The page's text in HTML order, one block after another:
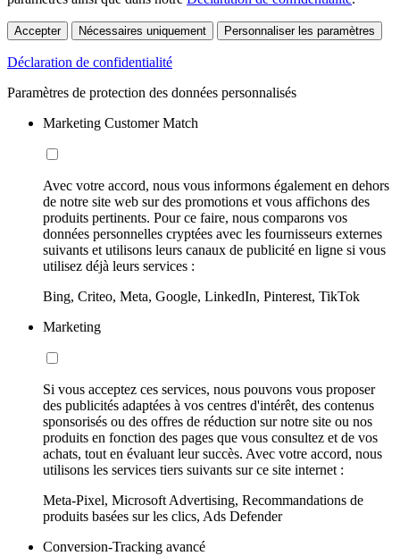
Accepter Nécessaires uniquement Personnaliser les paramètres
Déclaration de confidentialité
Paramètres de protection des données personnalisés
Marketing Customer Match
Avec votre accord, nous vous informons également en dehors
de notre site web sur des promotions et vous affichons des
produits pertinents. Pour ce faire, nous comparons vos
données personnelles cryptées avec les fournisseurs externes
suivants et utilisons leurs canaux de publicité en ligne si vous
utilisez déjà leurs services :
Bing, Criteo, Meta, Google, LinkedIn, Pinterest, TikTok
Marketing
Si vous acceptez ces services, nous pouvons vous proposer
des publicités adaptées à vos centres d'intérêt, des contenus
sponsorisés ou des offres de réduction sur notre site ou nos
produits en fonction des pages que vous consultez et de vos
achats, tout en évaluant leur succès. Avec votre accord, nous
utilisons les services tiers suivants sur ce site internet :
Meta-Pixel, Microsoft Advertising, Recommandations de
produits basées sur les clics, Ads Defender
Conversion-Tracking avancé